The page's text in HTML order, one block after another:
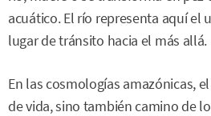
acuático. El río representa aquí el
lugar de tránsito hacia el más allá.
En las cosmologías amazónicas,
de vida, sino también camino de